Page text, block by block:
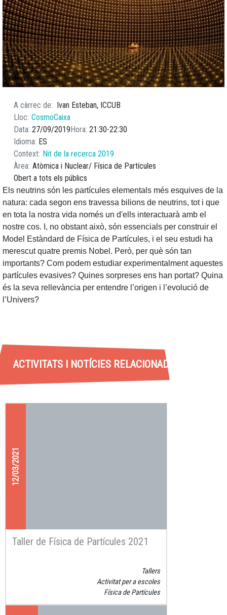
A càrrec de
Ivan Esteban, ICCUB
Lloc CosmoCaixa
Data 27/09/2019 Hora 21:30 22:30
Idioma ES
Context Nit de la recerca 2019
Àrea Atòmica i Nuclear
Física de Partícules
Obert a tots els públics
Els neutrins són les partícules elementals més esquives de la
natura: cada segon ens travessa bilions de neutrins, tot i que
en tota la nostra vida només un d'ells interactuarà amb el
nostre cos. I, no obstant això, són essencials per construir el
Model Estàndard de Física de Partícules, i el seu estudi ha
merescut quatre premis Nobel. Però, per què són tan
importants? Com podem estudiar experimentalment aquestes
partícules evasives? Quines sorpreses ens han portat? Quina
és la seva rellevància per entendre l’origen i l’evolució de
l’Univers?
ACTIVITATS I NOTÍCIES RELACIONADES
12/03/2021
Taller de Física de Partícules 2021
Tallers
Activitat per a escoles
Física de Partícules